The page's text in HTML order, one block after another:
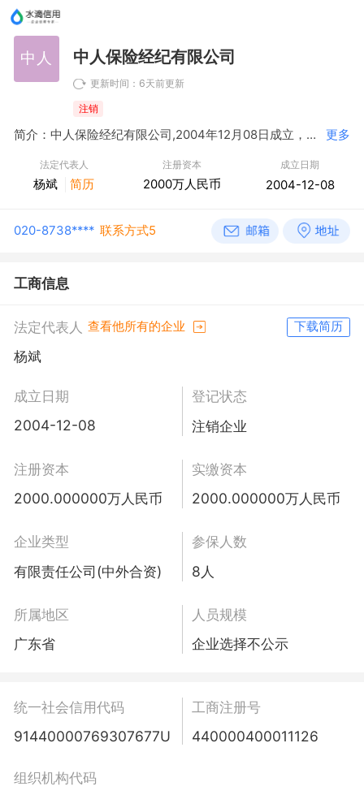
中人 中人保险经纪有限公司
更新时间：6天前更新
注销
简介：中人保险经纪有限公司,2004年12月08日成立，经营范围包括为投保人拟订投保方案、选择保险人、办理投保手续；协助被保险人或受益人进行索赔；再保险经纪业务；为委托人提供防灾、防损或风险评估、风险管理咨询服务；中国保监会批准的其他业务。（依法须经批准的项目，经相关部门批准后方可开展经营活动）〓 更多
法定代表人
杨斌 简历
注册资本
2000万人民币
成立日期
2004-12-08
020-8738**** 联系方式5
工商信息
法定代表人 查看他所有的企业 下载简历
杨斌
成立日期
2004-12-08
登记状态
注销企业
注册资本
2000.000000万人民币
实缴资本
2000.000000万人民币
企业类型
有限责任公司(中外合资)
参保人数
8人
所属地区
广东省
人员规模
企业选择不公示
统一社会信用代码
91440000769307677U
工商注册号
440000400011126
组织机构代码